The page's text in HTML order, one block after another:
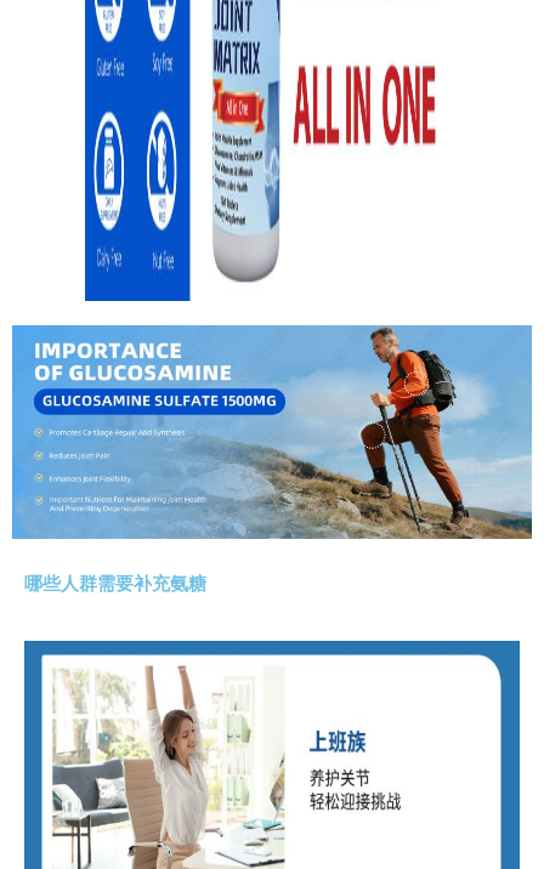
哪些人群需要补充氨糖